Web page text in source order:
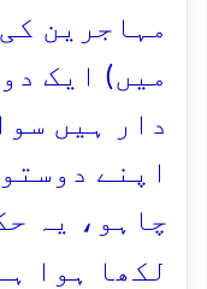
مہاجرین
میں) ایک
دار ہیں
اپنے
چاہو، یہ
لکھا ہوا